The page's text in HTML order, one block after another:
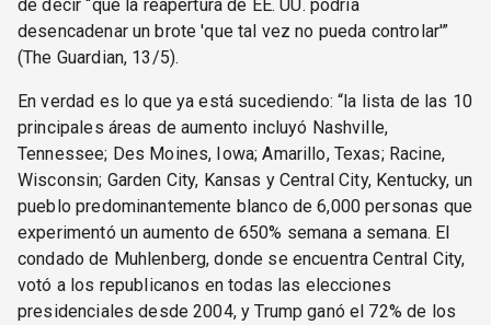
de decir “que la reapertura de EE. UU. podría
desencadenar un brote 'que tal vez no pueda controlar'”
(The Guardian, 13/5).
En verdad es lo que ya está sucediendo: “la lista de las 10
principales áreas de aumento incluyó Nashville,
Tennessee; Des Moines, Iowa; Amarillo, Texas; Racine,
Wisconsin; Garden City, Kansas y Central City, Kentucky, un
pueblo predominantemente blanco de 6,000 personas que
experimentó un aumento de 650% semana a semana. El
condado de Muhlenberg, donde se encuentra Central City,
votó a los republicanos en todas las elecciones
presidenciales desde 2004, y Trump ganó el 72% de los